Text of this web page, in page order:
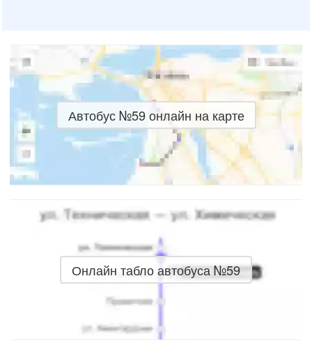
Автобус №59 онлайн на карте
Онлайн табло автобуса №59